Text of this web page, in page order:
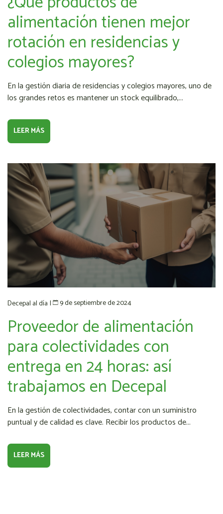
alimentación tienen mejor
rotación en residencias y
colegios mayores?
En la gestión diaria de residencias y colegios mayores, uno de
los grandes retos es mantener un stock equilibrado,...
LEER MÁS
Decepal al día | 9 de septiembre de 2024
Proveedor de alimentación
para colectividades con
entrega en 24 horas: así
trabajamos en Decepal
En la gestión de colectividades, contar con un suministro
puntual y de calidad es clave. Recibir los productos de...
LEER MÁS